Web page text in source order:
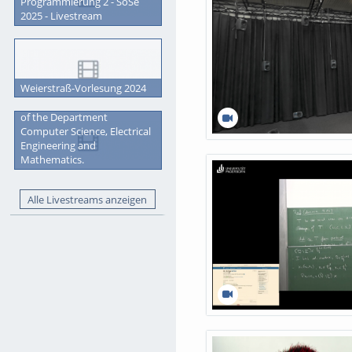
2025 - Livestream
Weierstraß-Vorlesung 2024
of the Department
Computer Science, Electrical
Engineering and
Mathematics.
Alle Livestreams anzeigen